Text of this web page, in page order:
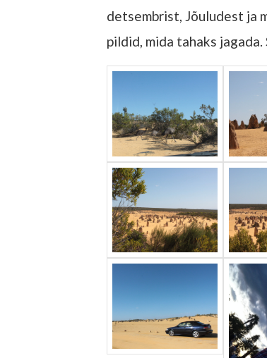
detsembrist, Jõuludest ja
pildid, mida tahaks